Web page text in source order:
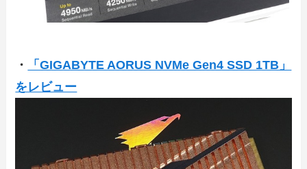
・
「GIGABYTE AORUS NVMe Gen4 SSD 1TB」
をレビュー